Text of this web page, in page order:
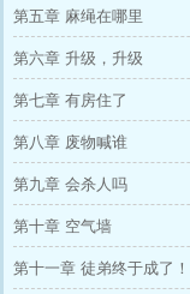
第五章 麻绳在哪里
第六章 升级，升级
第七章 有房住了
第八章 废物喊谁
第九章 会杀人吗
第十章 空气墙
第十一章 徒弟终于成了！